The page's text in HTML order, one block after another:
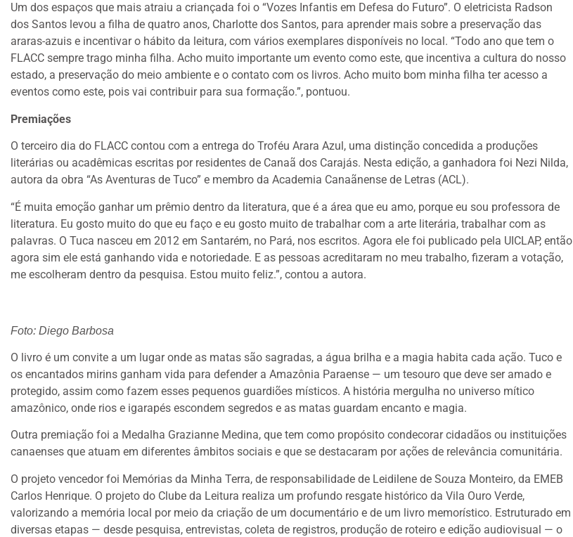
Um dos espaços que mais atraiu a criançada foi o “Vozes Infantis em Defesa do Futuro”. O eletricista Radson
dos Santos levou a filha de quatro anos, Charlotte dos Santos, para aprender mais sobre a preservação das
araras-azuis e incentivar o hábito da leitura, com vários exemplares disponíveis no local. “Todo ano que tem o
FLACC sempre trago minha filha. Acho muito importante um evento como este, que incentiva a cultura do nosso
estado, a preservação do meio ambiente e o contato com os livros. Acho muito bom minha filha ter acesso a
eventos como este, pois vai contribuir para sua formação.”, pontuou.
Premiações
O terceiro dia do FLACC contou com a entrega do Troféu Arara Azul, uma distinção concedida a produções
literárias ou acadêmicas escritas por residentes de Canaã dos Carajás. Nesta edição, a ganhadora foi Nezi Nilda,
autora da obra “As Aventuras de Tuco” e membro da Academia Canaãnense de Letras (ACL).
“É muita emoção ganhar um prêmio dentro da literatura, que é a área que eu amo, porque eu sou professora de
literatura. Eu gosto muito do que eu faço e eu gosto muito de trabalhar com a arte literária, trabalhar com as
palavras. O Tuca nasceu em 2012 em Santarém, no Pará, nos escritos. Agora ele foi publicado pela UICLAP, então
agora sim ele está ganhando vida e notoriedade. E as pessoas acreditaram no meu trabalho, fizeram a votação,
me escolheram dentro da pesquisa. Estou muito feliz.”, contou a autora.
Foto: Diego Barbosa
O livro é um convite a um lugar onde as matas são sagradas, a água brilha e a magia habita cada ação. Tuco e
os encantados mirins ganham vida para defender a Amazônia Paraense — um tesouro que deve ser amado e
protegido, assim como fazem esses pequenos guardiões místicos. A história mergulha no universo mítico
amazônico, onde rios e igarapés escondem segredos e as matas guardam encanto e magia.
Outra premiação foi a Medalha Grazianne Medina, que tem como propósito condecorar cidadãos ou instituições
canaenses que atuam em diferentes âmbitos sociais e que se destacaram por ações de relevância comunitária.
O projeto vencedor foi Memórias da Minha Terra, de responsabilidade de Leidilene de Souza Monteiro, da EMEB
Carlos Henrique. O projeto do Clube da Leitura realiza um profundo resgate histórico da Vila Ouro Verde,
valorizando a memória local por meio da criação de um documentário e de um livro memorístico. Estruturado em
diversas etapas — desde pesquisa, entrevistas, coleta de registros, produção de roteiro e edição audiovisual — o